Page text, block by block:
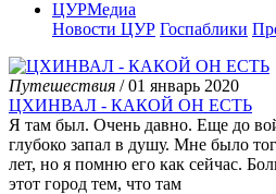
ЦУРМедиа
Новости ЦУР Госпаблики
Путешествия / 01 январь 2020
ЦХИНВАЛ - КАКОЙ ОН ЕСТЬ
Я там был. Очень давно. Еще до
глубоко запал в душу. Мне было
лет, но я помню его как сейчас.
этот город тем, что там